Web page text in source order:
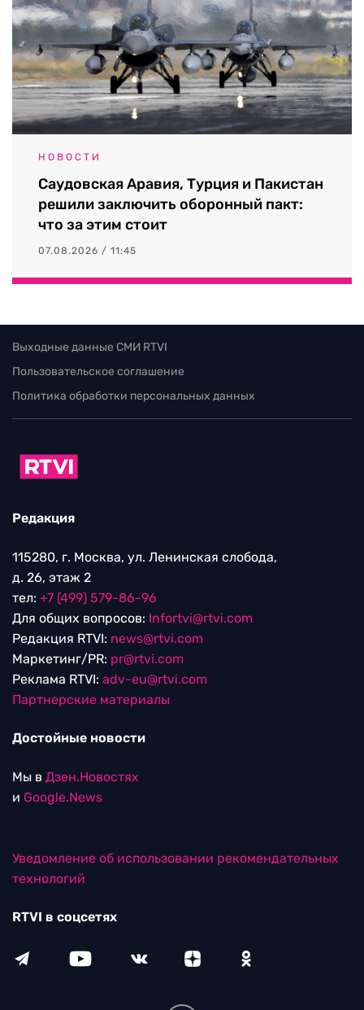
НОВОСТИ
Саудовская Аравия, Турция и Пакистан
решили заключить оборонный пакт:
что за этим стоит
07.08.2026 / 11:45
Выходные данные СМИ RTVI
Пользовательское соглашение
Политика обработки персональных данных
Редакция
115280, г. Москва, ул. Ленинская слобода,
д. 26, этаж 2
тел: +7 (499) 579-86-96
Для общих вопросов: Infortvi@rtvi.com
Редакция RTVI: news@rtvi.com
Маркетинг/PR: pr@rtvi.com
Реклама RTVI: adv-eu@rtvi.com
Партнерские материалы
Достойные новости
Мы в Дзен.Новостях
и Google.News
Уведомление об использовании рекомендательных
технологий
RTVI в соцсетях